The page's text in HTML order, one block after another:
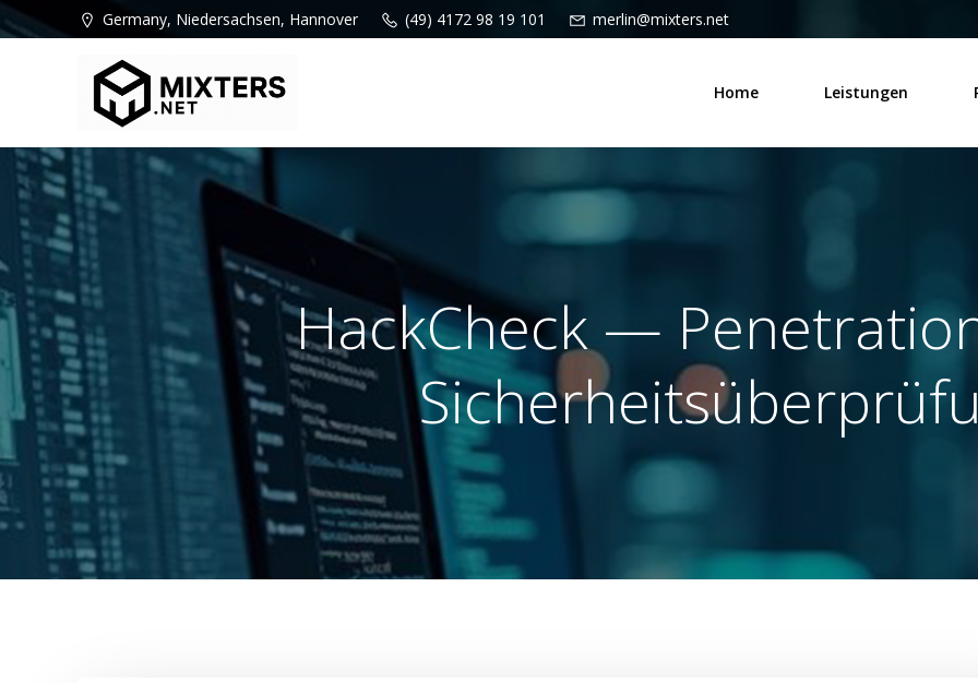
Zum
Inhalt
Germany, Niedersachsen, Hannover (49) 4172 98 19 101 merlin@mixters.net
Home Leistungen
HackCheck —